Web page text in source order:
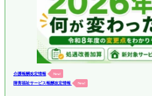
介護報酬改定情報 New!
障害福祉サービス報酬改定情報 New!